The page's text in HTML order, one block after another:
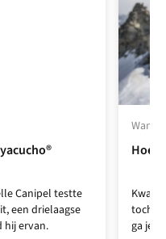
Canipel testte
een drielaagse
hij ervan.
Hoe
tocht.
ga je